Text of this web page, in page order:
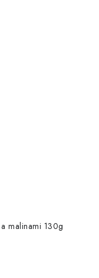
malinami 130g